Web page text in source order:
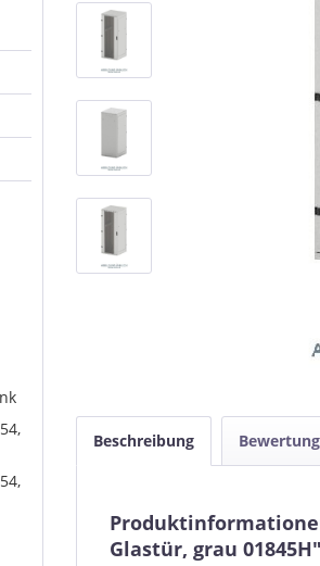
Beschreibung
Glastür, grau 01845H"